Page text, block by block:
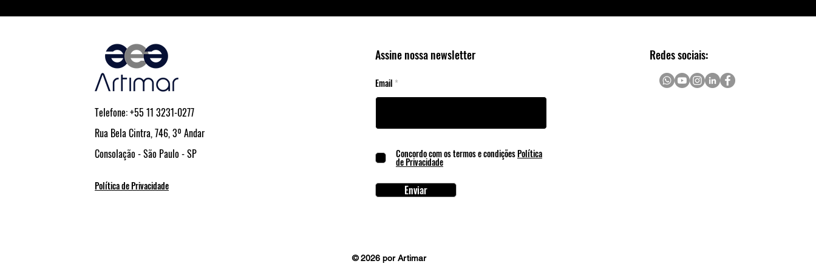
Telefone: +55 11 3231-0277
Rua Bela Cintra, 746, 3º Andar
Consolação - São Paulo - SP
Política de Privacidade
Assine nossa newsletter
Email
Concordo com os termos e condiçõesPolítica
de Privacidade
Enviar
© 2026 por Artimar
Redes sociais: